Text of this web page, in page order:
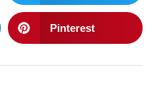
Pinterest